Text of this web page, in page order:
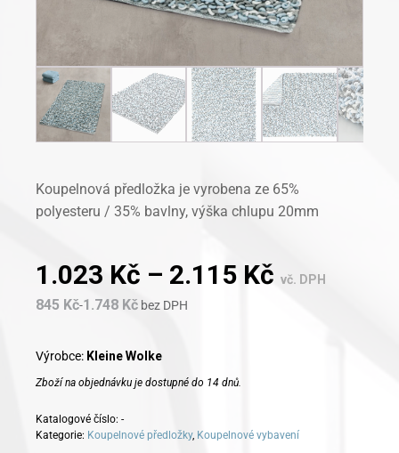
Koupelnová předložka je vyrobena ze 65%
polyesteru / 35% bavlny, výška chlupu 20mm
1.023 Kč – 2.115 Kč vč. DPH
845 Kč-1.748 Kč bez DPH
Výrobce: Kleine Wolke
Zboží na objednávku je dostupné do 14 dnů.
Katalogové číslo: -
Kategorie: Koupelnové předložky, Koupelnové vybavení